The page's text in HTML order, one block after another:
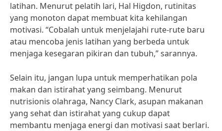
latihan. Menurut pelatih lari, Hal Higdon, rutinitas
yang monoton dapat membuat kita kehilangan
motivasi. “Cobalah untuk menjelajahi rute-rute baru
atau mencoba jenis latihan yang berbeda untuk
menjaga kesegaran pikiran dan tubuh,” sarannya.
Selain itu, jangan lupa untuk memperhatikan pola
makan dan istirahat yang seimbang. Menurut
nutrisionis olahraga, Nancy Clark, asupan makanan
yang sehat dan istirahat yang cukup dapat
membantu menjaga energi dan motivasi saat berlari.